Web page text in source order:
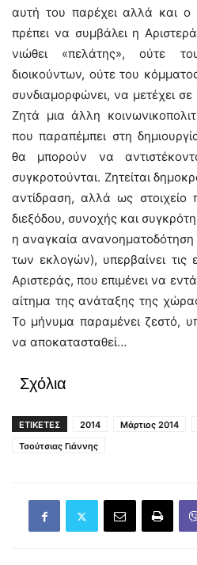
αυτή του παρέχει αλλά και ο
πρέπει να συμβάλει η
νιώθει «πελάτης», ούτε
διοικούντων, ούτε του
συνδιαμορφώνει, να μετέχει σε
Ζητά μια άλλη
που παραπέμπει στη
θα μπορούν να
συγκροτούνται. Ζητείται
αντίδραση, αλλά ως στοιχείο
διεξόδου, συνοχής και
η αναγκαία
των εκλογών), υπερβαίνει τις
Αριστεράς, που επιμένει να
αίτημα της ανάταξης της
Το μήνυμα παραμένει ζεστό,
να αποκατασταθεί…
Σχόλια
ΕΤΙΚΕΤΕΣ 2014 Μάρτιος 2014
Τσούτσιας Γιάννης